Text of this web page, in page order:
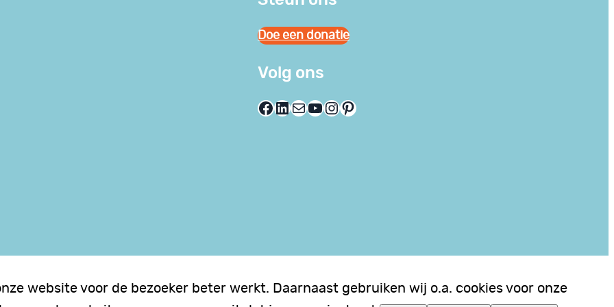
Doe een donatie
Volg ons
Facebook LinkedIn E-mail YouTube InstagramPinterest
website voor de bezoeker beter werkt. Daarnaast gebruiken wij o.a. cookies voor onze